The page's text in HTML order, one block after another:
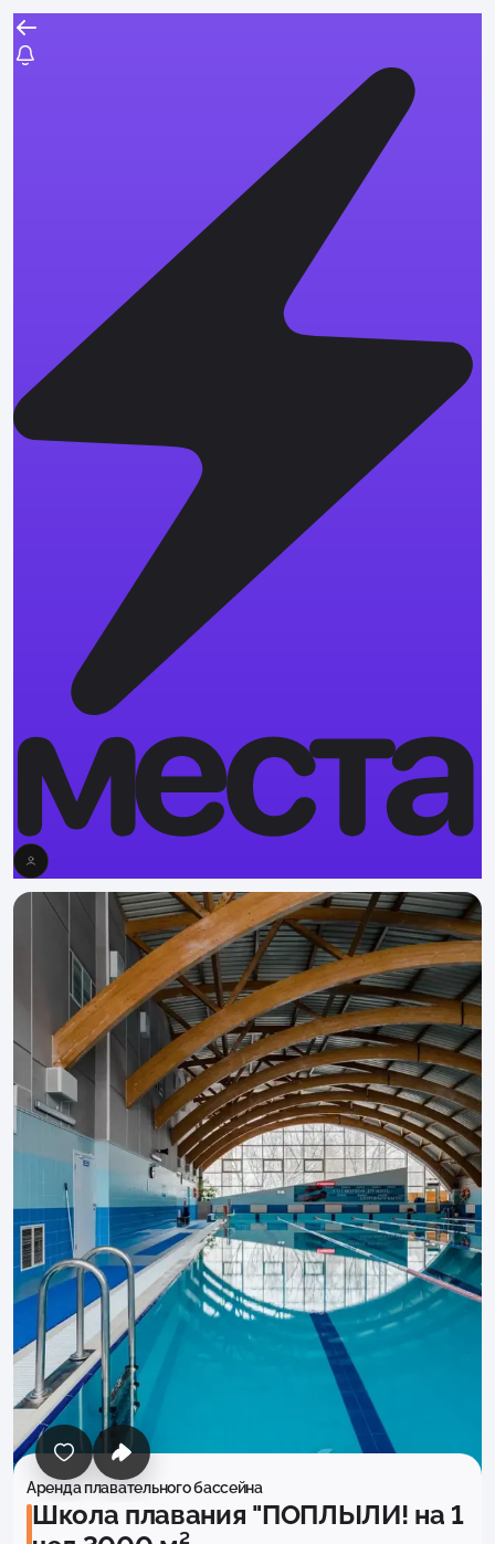
Все фото
Аренда плавательного бассейна
Школа плавания "ПОПЛЫЛИ! на 1